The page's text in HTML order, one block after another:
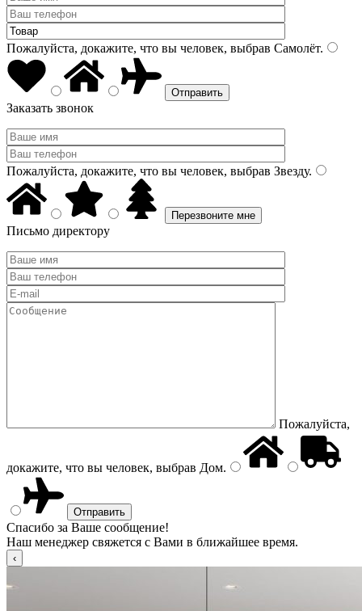
Пожалуйста, докажите, что вы человек, выбрав Самолёт.
Заказать звонок
Пожалуйста, докажите, что вы человек, выбрав Звезду.
Письмо директору
Пожалуйста,
докажите, что вы человек, выбрав Дом.
Спасибо за Ваше сообщение!
Наш менеджер свяжется с Вами в ближайшее время.